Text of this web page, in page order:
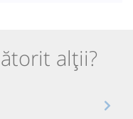
alții?